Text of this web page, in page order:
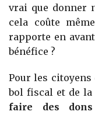
vrai que donner
cela coûte
rapporte en
bénéfice ?
Pour les
bol fiscal et de la
faire des